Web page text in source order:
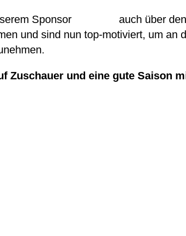
Sponsor
auch über den
und sind nun top-motiviert, um an
Zuschauer und eine gute Saison